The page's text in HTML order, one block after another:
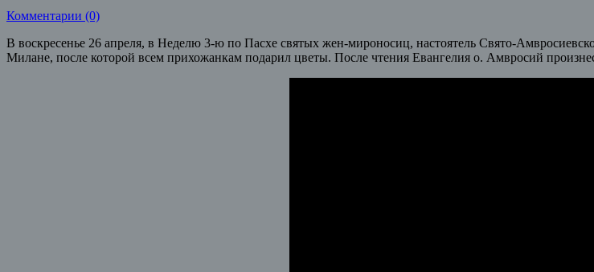
Комментарии (0)
В воскресенье 26 апреля, в Неделю 3-ю по Пасхе святых жен-мироносиц, настоятель Свято-
Милане, после которой всем прихожанкам подарил цветы. После чтения Евангелия о. Амвросий